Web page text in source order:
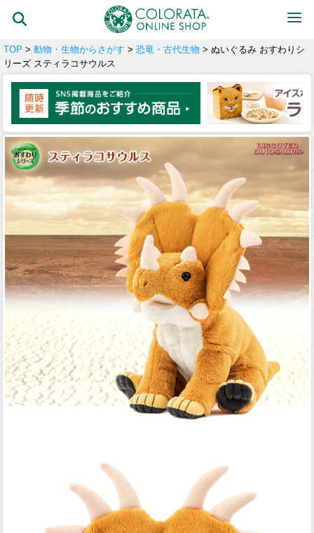
TOP > 動物・生物からさがす > 恐竜・古代生物 > ぬいぐるみ おすわりシ
リーズ スティラコサウルス